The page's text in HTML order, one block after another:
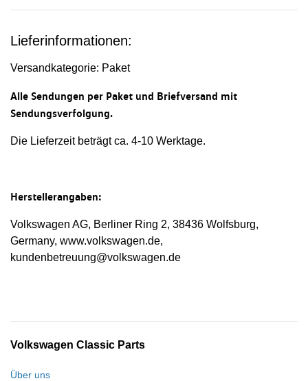
Lieferinformationen:
Versandkategorie: Paket
Alle Sendungen per Paket und Briefversand mit
Sendungsverfolgung.
Die Lieferzeit beträgt ca. 4-10 Werktage.
Herstellerangaben:
Volkswagen AG, Berliner Ring 2, 38436 Wolfsburg,
Germany, www.volkswagen.de,
kundenbetreuung@volkswagen.de
Volkswagen Classic Parts
Über uns